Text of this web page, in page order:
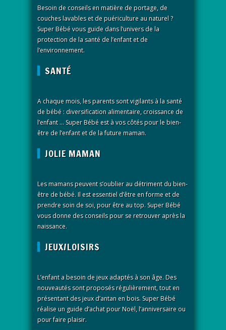
Besoin de conseils en matière de portage, de
couches lavables et de puériculture au naturel ?
Super Bébé vous guide dans l’univers de la
protection de la santé de l’enfant et de
l’environnement.
SANTÉ
A chaque mois, les parents sont vigilants à la santé
de bébé : diversification alimentaire, croissance de
l’enfant … Super Bébé est à vos côtés pour le bien-
être de l’enfant et de la future maman.
JOLIE MAMAN
Les mamans peuvent s’oublier au détriment du bien-
être de bébé. Il est essentiel d’être en forme et de
prendre soin de soi, pour être au top. Super Bébé
vous donne des conseils pour se retrouver après la
naissance.
JEUX/LOISIRS
L’enfant a besoin de jeux adaptés à son âge. Des
nouveautés sont proposés régulièrement, tout en
présentant des jeux d’antan en bois. Super Bébé
réalise un guide d’achat pour Noël, l’anniversaire ou
pour faire plaisir.